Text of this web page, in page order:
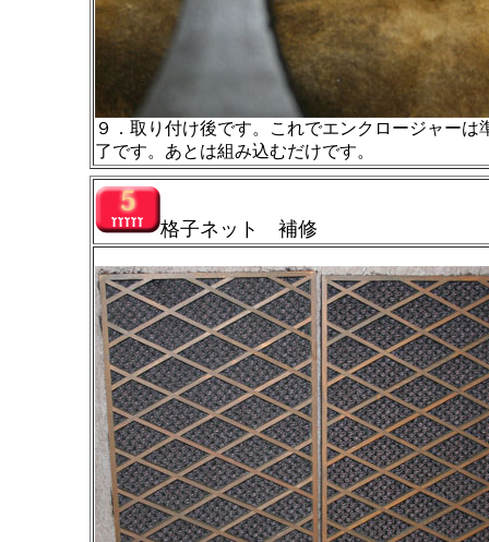
９．取り付け後です。これでエンクロージャーは
了です。あとは組み込むだけです。
格子ネット 補修